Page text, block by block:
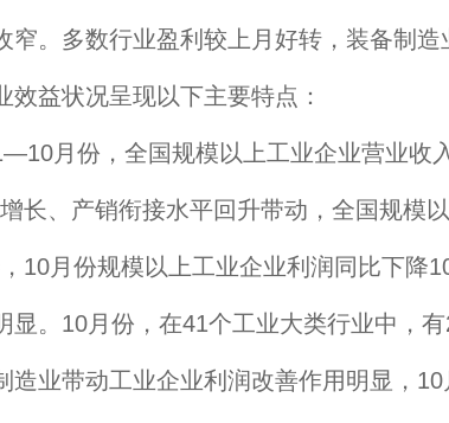
。多数行业盈利较上月好转，装备制
益状况呈现以下主要特点：
月份，全国规模以上工业企业营业收
长、产销衔接水平回升带动，全国规模
10月份规模以上工业企业利润同比下降
10月份，在41个工业大类行业中，有
业带动工业企业利润改善作用明显，